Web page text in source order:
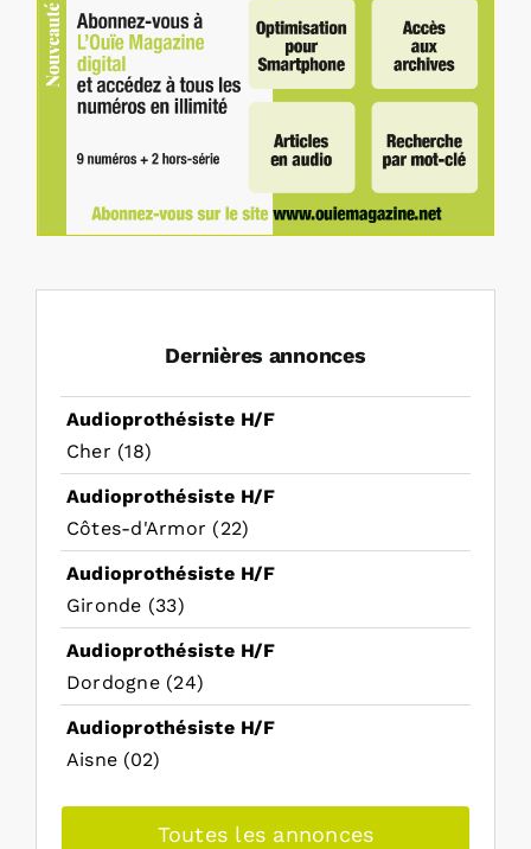
Dernières annonces
Audioprothésiste H/F
Cher (18)
Audioprothésiste H/F
Côtes-d'Armor (22)
Audioprothésiste H/F
Gironde (33)
Audioprothésiste H/F
Dordogne (24)
Audioprothésiste H/F
Aisne (02)
Toutes les annonces